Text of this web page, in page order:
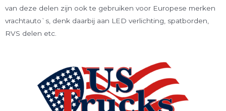
van deze delen zijn ook te gebruiken voor Europese merken
vrachtauto`s, denk daarbij aan LED verlichting, spatborden,
RVS delen etc.